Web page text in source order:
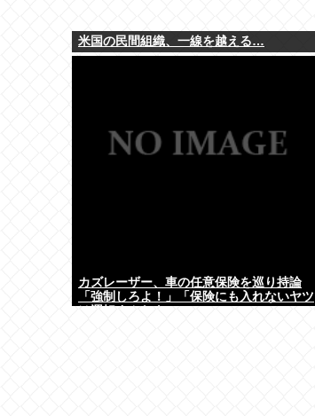
米国の民間組織、一線を越える…
カズレーザー、車の任意保険を巡り持論
「強制しろよ！」「保険にも入れないヤツ